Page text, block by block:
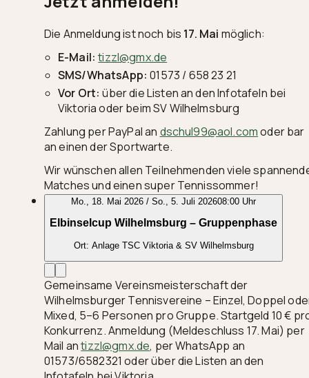
Die Anmeldung ist noch bis 17. Mai möglich:
E-Mail: tizzl@gmx.de
SMS/WhatsApp: 01573 / 658 23 21
Vor Ort: über die Listen an den Infotafeln bei
Viktoria oder beim SV Wilhelmsburg
Zahlung per PayPal an dschul99@aol.comoder bar
an einen der Sportwarte.
Wir wünschen allen Teilnehmenden viele
Matches und einen super Tennissommer!
Mo., 18. Mai 2026 / So., 5. Juli 202608:00 Uhr
Elbinselcup Wilhelmsburg – Gruppenphase
Ort: Anlage TSC Viktoria & SV Wilhelmsburg
Gemeinsame Vereinsmeisterschaft der
Wilhelmsburger Tennisvereine – Einzel, Doppel
Mixed, 5–6 Personen pro Gruppe. Startgeld 10 €
Konkurrenz. Anmeldung (Meldeschluss 17. Mai) per
Mail antizzl@gmx.de, per WhatsApp an
01573/6582321 oder über die Listen an den